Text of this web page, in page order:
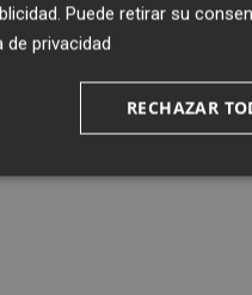
. Puede retirar su
de privacidad
RECHAZAR